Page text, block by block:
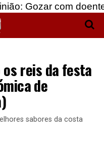
com doentes e
reis da festa
de
sabores da costa